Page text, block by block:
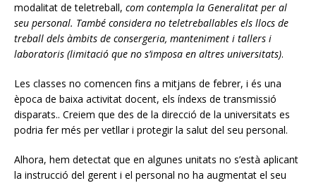
modalitat de teletreball, com contempla la Generalitat per al
seu personal. També considera no teletreballables els llocs de
treball dels àmbits de consergeria, manteniment i tallers i
laboratoris (limitació que no s’imposa en altres universitats).
Les classes no comencen fins a mitjans de febrer, i és una
època de baixa activitat docent, els índexs de transmissió
disparats.. Creiem que des de la direcció de la universitats es
podria fer més per vetllar i protegir la salut del seu personal.
Alhora, hem detectat que en algunes unitats no s’està aplicant
la instrucció del gerent i el personal no ha augmentat el seu